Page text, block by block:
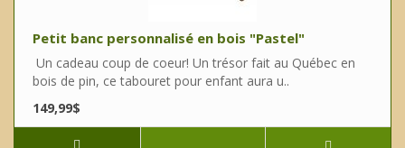
Petit banc personnalisé en bois "Pastel"
Un cadeau coup de coeur! Un trésor fait au Québec en
bois de pin, ce tabouret pour enfant aura u..
149,99$